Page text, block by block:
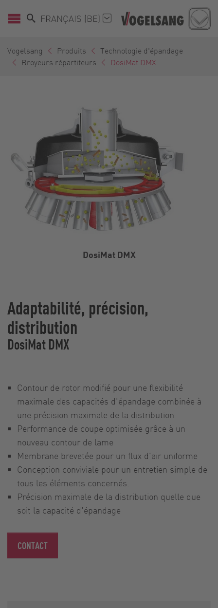
FRANÇAIS (BE)
Vogelsang Produits
Technologie d'épandage
Broyeurs répartiteurs
DosiMat DMX
DosiMat DMX
Adaptabilité, précision,
distribution
DosiMat DMX
Contour de rotor modifié pour une flexibilité
maximale des capacités d'épandage combinée à
une précision maximale de la distribution
Performance de coupe optimisée grâce à un
nouveau contour de lame
Membrane brevetée pour un flux d'air uniforme
Conception conviviale pour un entretien simple de
tous les éléments concernés.
Précision maximale de la distribution quelle que
soit la capacité d'épandage
CONTACT